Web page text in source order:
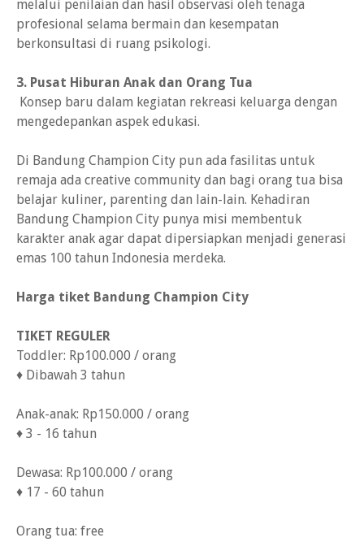
melalui penilaian dan hasil observasi oleh tenaga
profesional selama bermain dan kesempatan
berkonsultasi di ruang psikologi.
3. Pusat Hiburan Anak dan Orang Tua
Konsep baru dalam kegiatan rekreasi keluarga dengan
mengedepankan aspek edukasi.
Di Bandung Champion City pun ada fasilitas untuk
remaja ada creative community dan bagi orang tua bisa
belajar kuliner, parenting dan lain-lain. Kehadiran
Bandung Champion City punya misi membentuk
karakter anak agar dapat dipersiapkan menjadi generasi
emas 100 tahun Indonesia merdeka.
Harga tiket Bandung Champion City
TIKET REGULER
Toddler: Rp100.000 / orang
♦ Dibawah 3 tahun
Anak-anak: Rp150.000 / orang
♦ 3 - 16 tahun
Dewasa: Rp100.000 / orang
♦ 17 - 60 tahun
Orang tua: free